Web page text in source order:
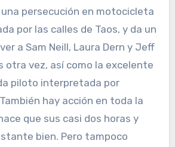
una persecución en motocicleta
por las calles de Taos, y da un
a Sam Neill, Laura Dern y Jeff
otra vez, así como la excelente
piloto interpretada por
hay acción en toda la
que sus casi dos horas y
bien. Pero tampoco